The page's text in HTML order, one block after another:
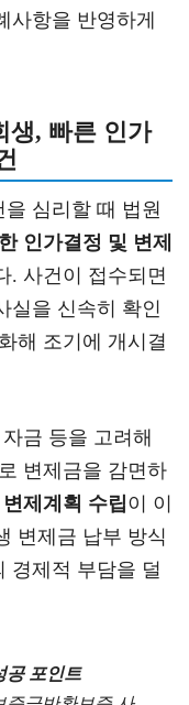
사항을 반영하게
생, 빠른 인가
심리할 때 법원
인가결정 및 변제
. 사건이 접수되면
실을 신속히 확인
해 조기에 개시결
금 등을 고려해
변제금을 감면하
제계획 수립이 이
변제금 납부 방식
경제적 부담을 덜
공 포인트